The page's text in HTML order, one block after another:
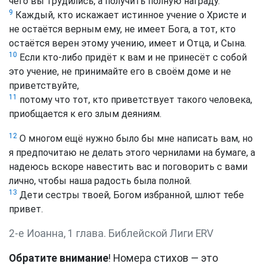
9 Каждый, кто искажает истинное учение о Христе и
не остаётся верным ему, не имеет Бога, а тот, кто
остаётся верен этому учению, имеет и Отца, и Сына.
10 Если кто-либо придёт к вам и не принесёт с собой
это учение, не принимайте его в своём доме и не
приветствуйте,
11 потому что тот, кто приветствует такого человека,
приобщается к его злым деяниям.
12 О многом ещё нужно было бы мне написать вам, но
я предпочитаю не делать этого чернилами на бумаге, а
надеюсь вскоре навестить вас и поговорить с вами
лично, чтобы наша радость была полной.
13 Дети сестры твоей, Богом избранной, шлют тебе
привет.
2-е Иоанна, 1 глава. Библейской Лиги ERV
Обратите внимание! Номера стихов — это